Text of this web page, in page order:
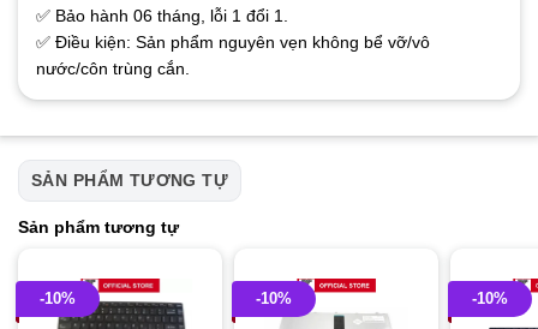
✅ Bảo hành 06 tháng, lỗi 1 đổi 1.
✅ Điều kiện: Sản phẩm nguyên vẹn không bể vỡ/vô
nước/côn trùng cắn.
SẢN PHẨM TƯƠNG TỰ
Sản phẩm tương tự
-10% -10% -10%